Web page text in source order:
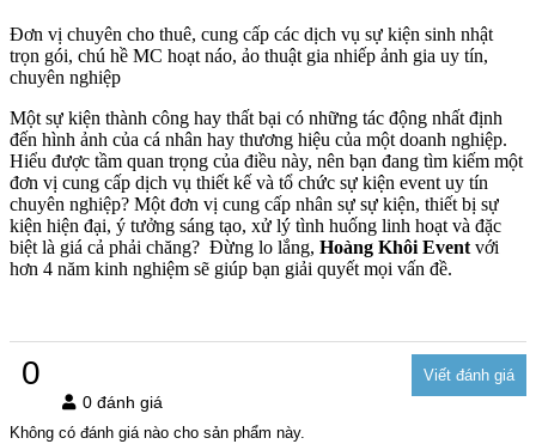
Đơn vị chuyên cho thuê, cung cấp các dịch vụ sự kiện sinh nhật
trọn gói, chú hề MC hoạt náo, ảo thuật gia nhiếp ảnh gia uy tín,
chuyên nghiệp
Một sự kiện thành công hay thất bại có những tác động nhất định
đến hình ảnh của cá nhân hay thương hiệu của một doanh nghiệp.
Hiểu được tầm quan trọng của điều này, nên bạn đang tìm kiếm một
đơn vị cung cấp dịch vụ thiết kế và tổ chức sự kiện event uy tín
chuyên nghiệp? Một đơn vị cung cấp nhân sự sự kiện, thiết bị sự
kiện hiện đại, ý tưởng sáng tạo, xử lý tình huống linh hoạt và đặc
biệt là giá cả phải chăng? Đừng lo lắng, Hoàng Khôi Event với
hơn 4 năm kinh nghiệm sẽ giúp bạn giải quyết mọi vấn đề.
0
0 đánh giá
Không có đánh giá nào cho sản phẩm này.